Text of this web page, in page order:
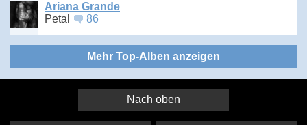
Ariana Grande
Petal
86
Mehr Top-Alben anzeigen
Nach oben